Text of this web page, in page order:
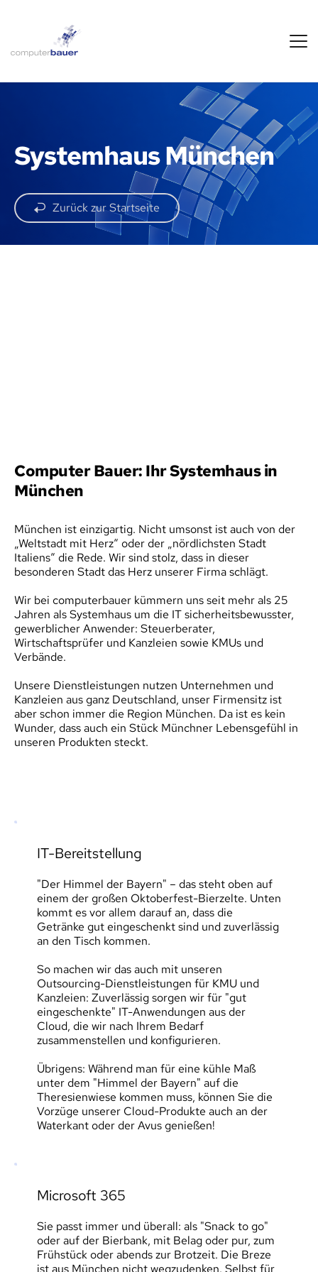
Systemhaus München
Zurück zur Startseite
Computer Bauer: Ihr Systemhaus in
München
München ist einzigartig. Nicht umsonst ist auch von der
„Weltstadt mit Herz“ oder der „nördlichsten Stadt
Italiens“ die Rede. Wir sind stolz, dass in dieser
besonderen Stadt das Herz unserer Firma schlägt.
Wir bei computerbauer kümmern uns seit mehr als 25
Jahren als Systemhaus um die IT sicherheitsbewusster,
gewerblicher Anwender: Steuerberater,
Wirtschaftsprüfer und Kanzleien sowie KMUs und
Verbände.
Unsere Dienstleistungen nutzen Unternehmen und
Kanzleien aus ganz Deutschland, unser Firmensitz ist
aber schon immer die Region München. Da ist es kein
Wunder, dass auch ein Stück Münchner Lebensgefühl in
unseren Produkten steckt.
IT-Bereitstellung
"Der Himmel der Bayern" – das steht oben auf
einem der großen Oktoberfest-Bierzelte. Unten
kommt es vor allem darauf an, dass die
Getränke gut eingeschenkt sind und zuverlässig
an den Tisch kommen.
So machen wir das auch mit unseren
Outsourcing-Dienstleistungen für KMU und
Kanzleien: Zuverlässig sorgen wir für "gut
eingeschenkte" IT-Anwendungen aus der
Cloud, die wir nach Ihrem Bedarf
zusammenstellen und konfigurieren.
Übrigens: Während man für eine kühle Maß
unter dem "Himmel der Bayern" auf die
Theresienwiese kommen muss, können Sie die
Vorzüge unserer Cloud-Produkte auch an der
Waterkant oder der Avus genießen!
Microsoft 365
Sie passt immer und überall: als "Snack to go"
oder auf der Bierbank, mit Belag oder pur, zum
Frühstück oder abends zur Brotzeit. Die Breze
ist aus München nicht wegzudenken. Selbst für